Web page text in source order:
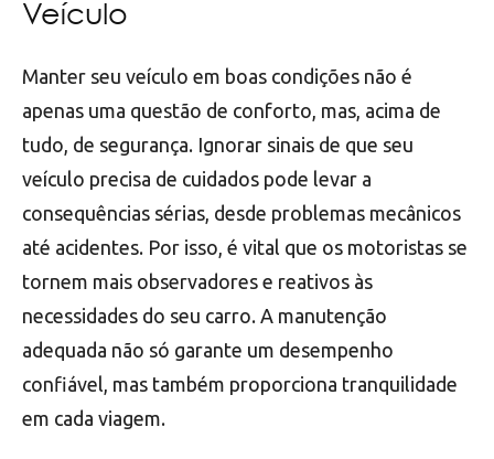
Veículo
Manter seu veículo em boas condições não é
apenas uma questão de conforto, mas, acima de
tudo, de segurança. Ignorar sinais de que seu
veículo precisa de cuidados pode levar a
consequências sérias, desde problemas mecânicos
até acidentes. Por isso, é vital que os motoristas se
tornem mais observadores e reativos às
necessidades do seu carro. A manutenção
adequada não só garante um desempenho
confiável, mas também proporciona tranquilidade
em cada viagem.